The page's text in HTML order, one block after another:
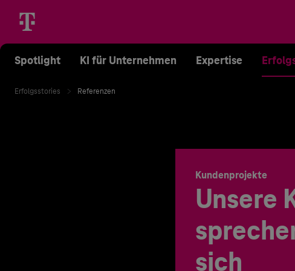
Spotlight KI für Unternehmen Expertise
Erfolgsstories Referenzen
Kundenprojekte
Unsere
sich